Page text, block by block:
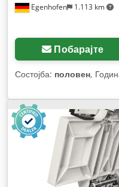
Egenhofen 1.113 km
Побарајте
Состојба: половен,